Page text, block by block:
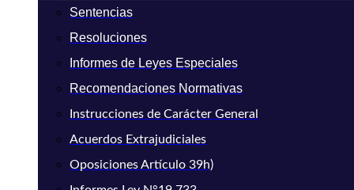
Sentencias
Resoluciones
Informes de Leyes Especiales
Recomendaciones Normativas
Instrucciones de Carácter General
Acuerdos Extrajudiciales
Oposiciones Artículo 39h)